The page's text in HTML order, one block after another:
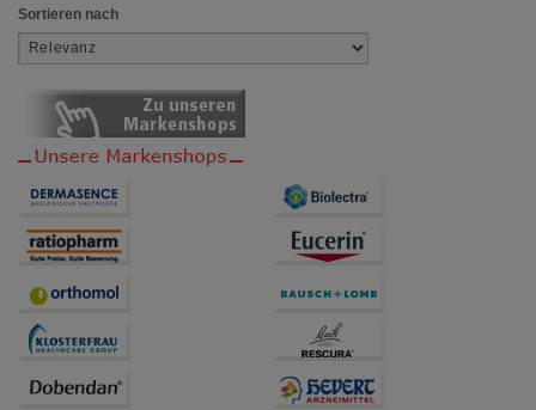
Sortieren nach